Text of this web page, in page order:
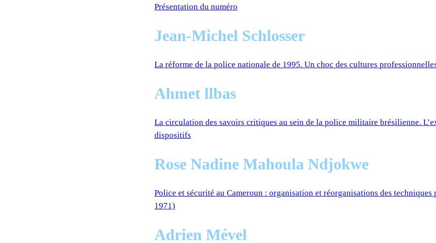
Présentation du numéro
Jean-Michel Schlosser
La réforme de la police nationale de 1995. Un choc des cultures
Ahmet llbas
La circulation des savoirs critiques au sein de la police militaire brésilienne.
dispositifs
Rose Nadine Mahoula Ndjokwe
Police et sécurité au Cameroun : organisation et réorganisations des
1971)
Adrien Mével